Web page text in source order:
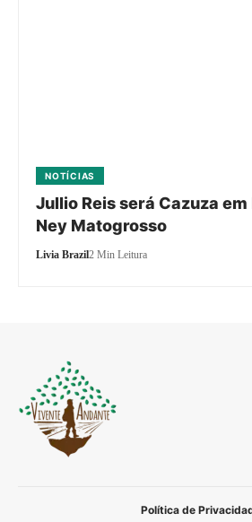
NOTÍCIAS
Jullio Reis será Cazuza
Ney Matogrosso
Livia Brazil2 Min Leitura
Política de